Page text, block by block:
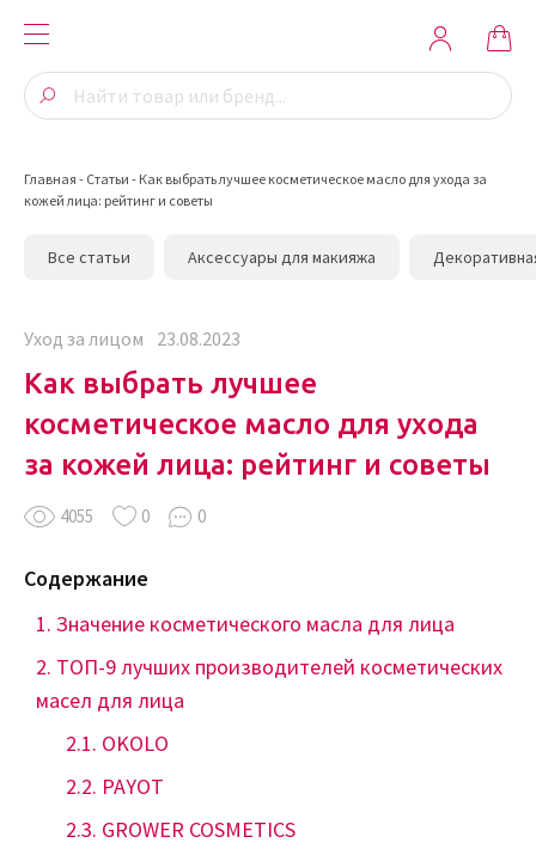
Главная - Статьи - Как выбрать лучшее косметическое масло для ухода за
кожей лица: рейтинг и советы
Все статьи Аксессуары для макияжа
Уход за лицом 23.08.2023
4055 0 0
Как выбрать лучшее
косметическое масло для ухода
за кожей лица: рейтинг и советы
Содержание
Значение косметического масла для лица
ТОП-9 лучших производителей косметических
масел для лица
OKOLO
PAYOT
GROWER COSMETICS